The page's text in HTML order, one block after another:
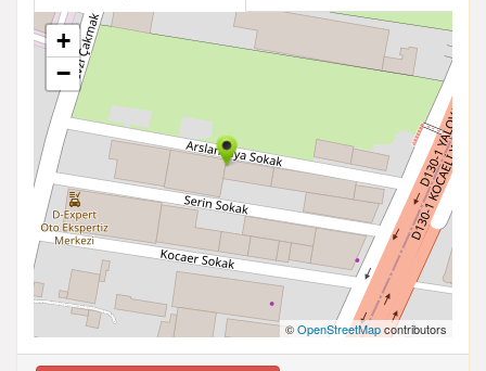
+
−
©OpenStreetMapcontributors